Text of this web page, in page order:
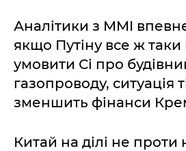
Аналітики з MMI
якщо Путіну все ж таки
умовити Сі про
газопроводу, ситуація
зменшить фінанси
Китай на ділі не проти